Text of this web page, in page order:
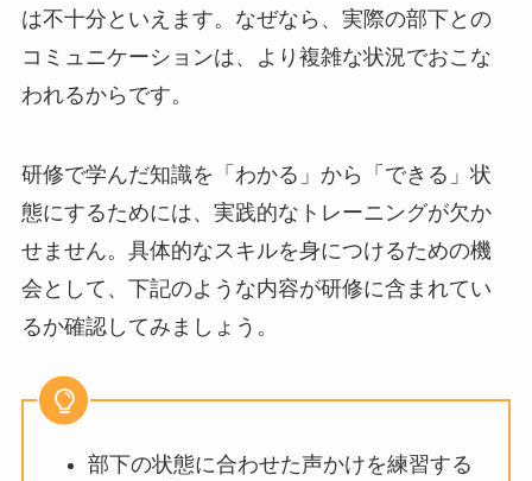
調の兆候や声かけの方法などを座学で学ぶだけで
は不十分といえます。なぜなら、実際の部下との
コミュニケーションは、より複雑な状況でおこな
研修で学んだ知識を「わかる」から「できる」状
態にするためには、実践的なトレーニングが欠か
せません。具体的なスキルを身につけるための機
会として、下記のような内容が研修に含まれてい
るか確認してみましょう。